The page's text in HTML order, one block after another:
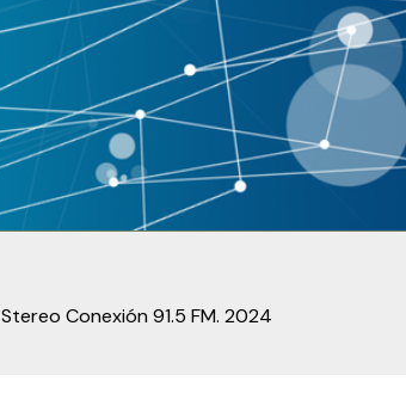
Conexión 91.5 FM. 2024